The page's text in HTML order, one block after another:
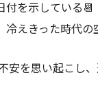
付を示している📆
えきった時代
を思い起こし